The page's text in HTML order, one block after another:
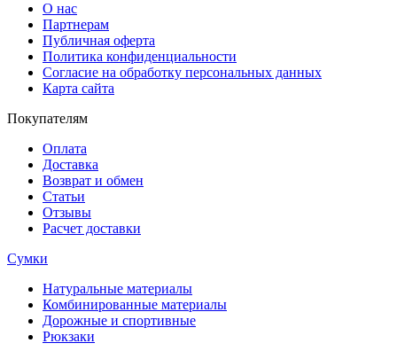
О нас
Партнерам
Публичная оферта
Политика конфиденциальности
Согласие на обработку персональных данных
Карта сайта
Покупателям
Оплата
Доставка
Возврат и обмен
Статьи
Отзывы
Расчет доставки
Сумки
Натуральные материалы
Комбинированные материалы
Дорожные и спортивные
Рюкзаки